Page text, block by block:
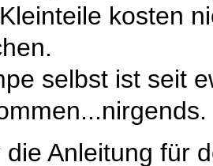
kosten
selbst ist seit
die Anleitung für